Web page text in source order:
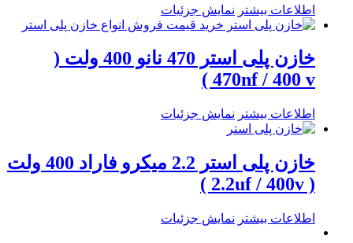
اطلاعات بیشتر نمایش جزئیات
خازن پلی استر 470 نانو 400 ولت (
470nf / 400 v )
اطلاعات بیشتر نمایش جزئیات
خازن پلی استر 2.2 میکرو فاراد 400 ولت
( 2.2uf / 400v )
اطلاعات بیشتر نمایش جزئیات